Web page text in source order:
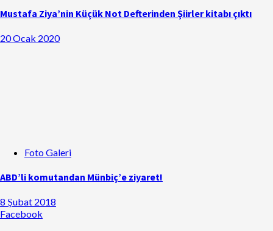
Mustafa Ziya’nin Küçük Not Defterinden Şiirler kitabı çıktı
20 Ocak 2020
Foto Galeri
ABD’li komutandan Münbiç’e ziyaret!
8 Şubat 2018
Facebook